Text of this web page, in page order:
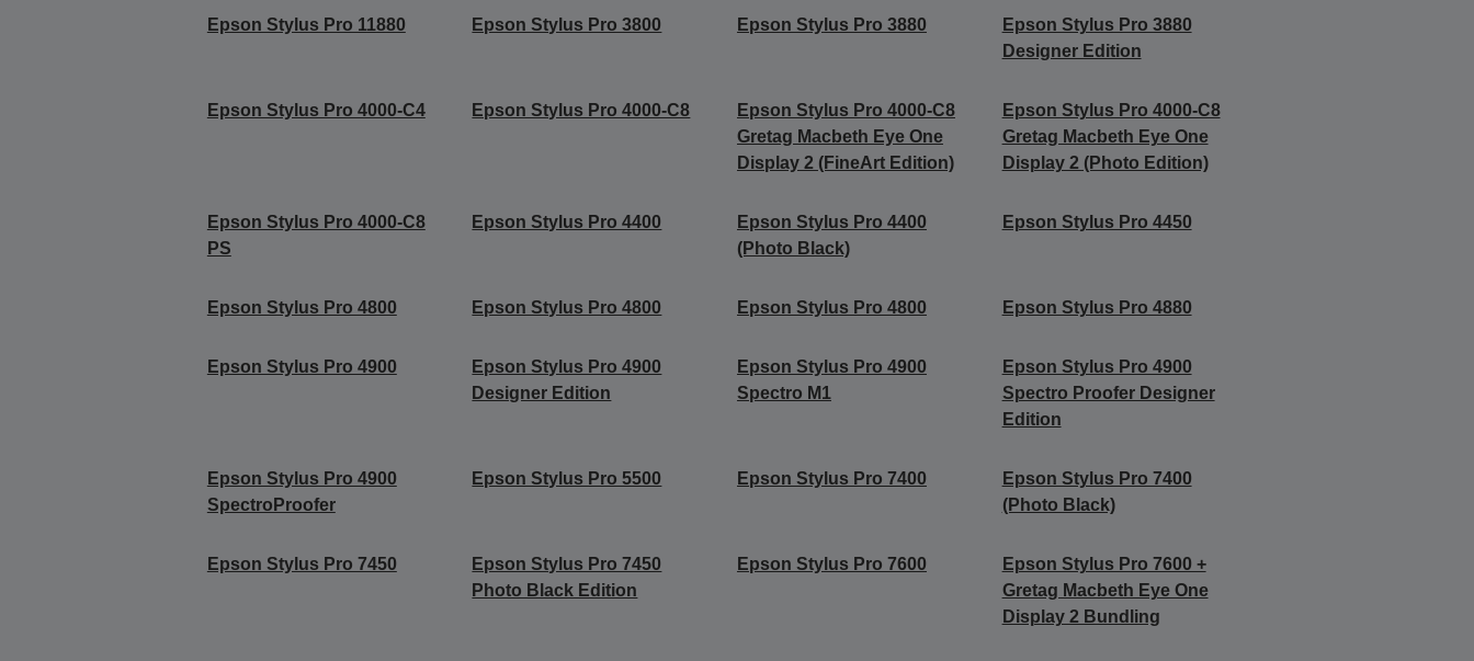
Epson Stylus Pro 11880 Epson Stylus Pro 3800 Epson Stylus Pro 3880
Epson Stylus Pro 3880
Designer Edition
Epson Stylus Pro 4000-C4 Epson Stylus Pro 4000-C8
Epson Stylus Pro 4000-C8
Gretag Macbeth Eye One
Display 2 (FineArt Edition)
Epson Stylus Pro 4000-C8
Gretag Macbeth Eye One
Display 2 (Photo Edition)
Epson Stylus Pro 4000-C8
PS
Epson Stylus Pro 4400
Epson Stylus Pro 4400
(Photo Black)
Epson Stylus Pro 4450
Epson Stylus Pro 4800 Epson Stylus Pro 4800 Epson Stylus Pro 4800 Epson Stylus Pro 4880
Epson Stylus Pro 4900
Epson Stylus Pro 4900
Designer Edition
Epson Stylus Pro 4900
Spectro M1
Epson Stylus Pro 4900
Spectro Proofer Designer
Edition
Epson Stylus Pro 4900
SpectroProofer
Epson Stylus Pro 5500 Epson Stylus Pro 7400
Epson Stylus Pro 7400
(Photo Black)
Epson Stylus Pro 7450
Epson Stylus Pro 7450
Photo Black Edition
Epson Stylus Pro 7600
Epson Stylus Pro 7600 +
Gretag Macbeth Eye One
Display 2 Bundling